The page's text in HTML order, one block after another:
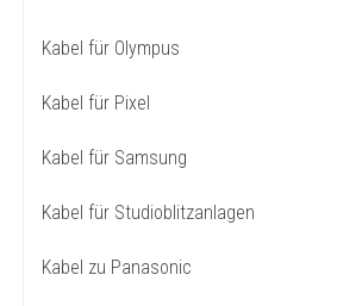
Kabel für Olympus
Kabel für Pixel
Kabel für Samsung
Kabel für Studioblitzanlagen
Kabel zu Panasonic